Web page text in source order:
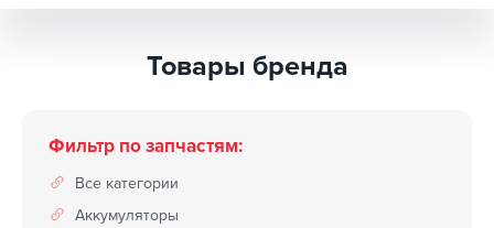
Товары бренда
Фильтр по запчастям:
Все категории
Аккумуляторы